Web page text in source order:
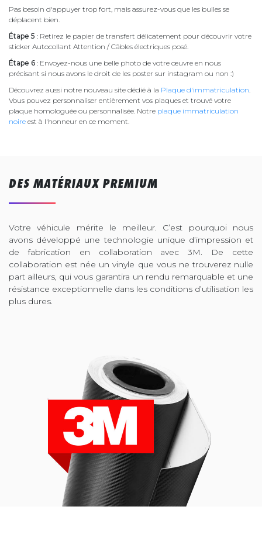
Pas besoin d'appuyer trop fort, mais assurez-vous que les bulles se
déplacent bien.
Étape 5 : Retirez le papier de transfert délicatement pour découvrir votre
sticker Autocollant Attention / Câbles électriques posé.
Étape 6 : Envoyez-nous une belle photo de votre œuvre en nous
précisant si nous avons le droit de les poster sur instagram ou non :)
Découvrez aussi notre nouveau site dédié à la Plaque d'immatriculation.
Vous pouvez personnaliser entièrement vos plaques et trouvé votre
plaque homologuée ou personnalisée. Notre plaque immatriculation
noire est à l'honneur en ce moment.
DES MATÉRIAUX PREMIUM
Votre véhicule mérite le meilleur. C’est pourquoi nous
avons développé une technologie unique d’impression et
de fabrication en collaboration avec 3M. De cette
collaboration est née un vinyle que vous ne trouverez nulle
part ailleurs, qui vous garantira un rendu remarquable et une
résistance exceptionnelle dans les conditions d’utilisation les
plus dures.